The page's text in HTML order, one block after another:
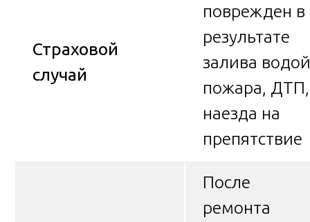
Страховой
случай
поврежден в
результате
залива
пожара, ДТП,
наезда на
препятствие
После
ремонта